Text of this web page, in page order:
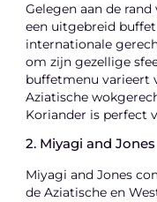
Gelegen aan de
een uitgebreid
internationale
om zijn gezellige
buffetmenu varieert
Aziatische
Koriander is perfect
2. Miyagi and Jones
Miyagi and Jones
de Aziatische en